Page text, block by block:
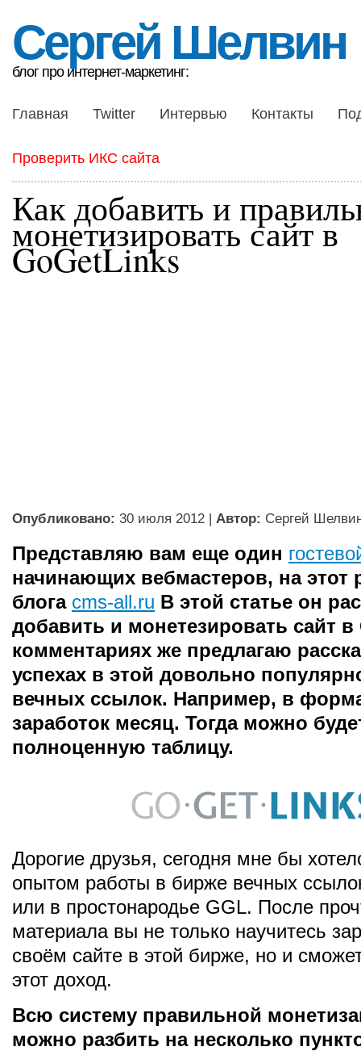
Сергей Шелвин
блог про интернет-маркетинг:
Главная Twitter Интервью Контакты
Проверить ИКС сайта
Как добавить и
монетизировать сайт в
GoGetLinks
Опубликовано: 30 июля 2012 | Автор: Сергей
Представляю вам еще один
начинающих вебмастеров, на этот
блога cms-all.ru В этой статье он
добавить и монетезировать сайт
комментариях же предлагаю
успехах в этой довольно
вечных ссылок. Например, в
заработок месяц. Тогда можно
полноценную таблицу.
Дорогие друзья, сегодня мне бы
опытом работы в бирже вечных
или в простонародье GGL. После
материала вы не только научитесь
своём сайте в этой бирже, но и
этот доход.
Всю систему правильной
можно разбить на несколько